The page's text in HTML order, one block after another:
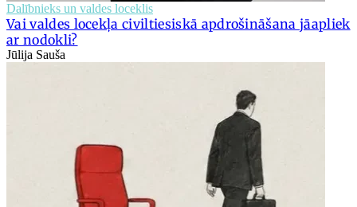
Dalībnieks un valdes loceklis
Vai valdes locekļa civiltiesiskā apdrošināšana jāapliek
ar nodokli?
Jūlija Sauša